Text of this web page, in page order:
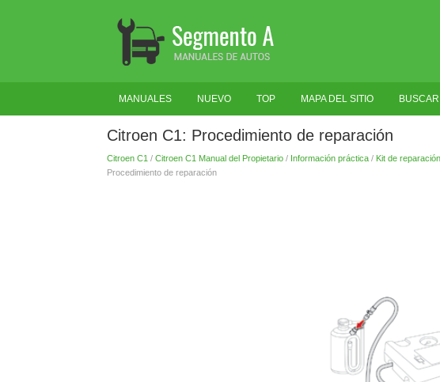
MANUALES NUEVO TOP MAPA DEL SITIO BUSCAR
Citroen C1: Procedimiento de reparación
Citroen C1 / Citroen C1 Manual del Propietario/ Información práctica/ Kit de
Procedimiento de reparación